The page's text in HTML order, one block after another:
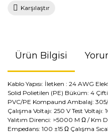
Karşılaştır
Ürün Bilgisi
Kablo Yapısı: İletken : 24 AWG
Solid Polietilen (PE) Büküm: 4
PVC/PE Kompaund Ambalaj:
Çalışma Voltajı: 250 V Test
Yalıtım Direnci: >5000 M Ω / Km
Empedans: 100 ±15 Ω Çalışma